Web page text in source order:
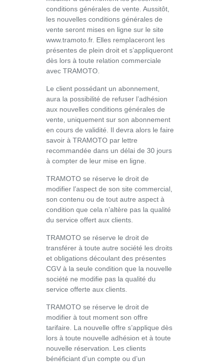
conditions générales de vente. Aussitôt,
les nouvelles conditions générales de
vente seront mises en ligne sur le site
www.tramoto.fr. Elles remplaceront les
présentes de plein droit et s’appliqueront
dès lors à toute relation commerciale
avec TRAMOTO.
Le client possédant un abonnement,
aura la possibilité de refuser l’adhésion
aux nouvelles conditions générales de
vente, uniquement sur son abonnement
en cours de validité. Il devra alors le faire
savoir à TRAMOTO par lettre
recommandée dans un délai de 30 jours
à compter de leur mise en ligne.
TRAMOTO se réserve le droit de
modifier l’aspect de son site commercial,
son contenu ou de tout autre aspect à
condition que cela n’altère pas la qualité
du service offert aux clients.
TRAMOTO se réserve le droit de
transférer à toute autre société les droits
et obligations découlant des présentes
CGV à la seule condition que la nouvelle
société ne modifie pas la qualité du
service offerte aux clients.
TRAMOTO se réserve le droit de
modifier à tout moment son offre
tarifaire. La nouvelle offre s’applique dès
lors à toute nouvelle adhésion et à toute
nouvelle réservation. Les clients
bénéficiant d’un compte ou d’un